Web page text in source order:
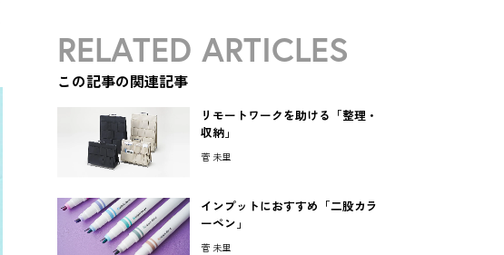
RELATED ARTICLES
この記事の関連記事
リモートワークを助ける「整理・
収納」
菅 未里
インプットにおすすめ「二股カラ
ーペン」
菅 未里